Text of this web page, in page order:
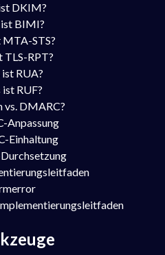
DKIM?
BIMI?
MTA-STS?
TLS-RPT?
ist RUA?
ist RUF?
vs. DMARC?
Anpassung
Einhaltung